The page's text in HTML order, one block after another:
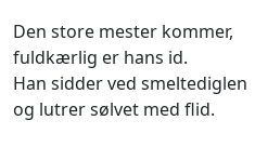
Den store mester kommer,
fuldkærlig er hans id.
Han sidder ved smeltediglen
og lutrer sølvet med flid.